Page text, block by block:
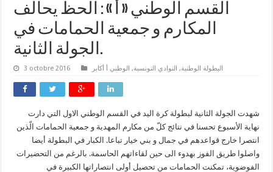
القسم الوطني « أ » : الحظ يحالف
المكارم و جمعية الحمامات في
الجولة الثانية.
3 octobre 2016 البطولة الوطنية, النوادي التونسية, الوطني أ أكابر
شهدت الجولة الثانية لبطولة كرة اليد في القسم الوطني الاول التي دارت
نهاية الأسبوع تحسنا في نتائج كلّ من مكارم المهدية و جمعية الحمامات الّذين
انتصرا خارج قواعدهم في جمال و بني خيار تباعا. الكبار في البطولة أيضا
واصلوا طريق الفوز بهدوء الى حين لقاءاتهم الحاسمة. بالرغم من التحضيرات
الفوضوية، تمكنت الحمامات من تحصيل أولى انتصاراتها الكبيرة في